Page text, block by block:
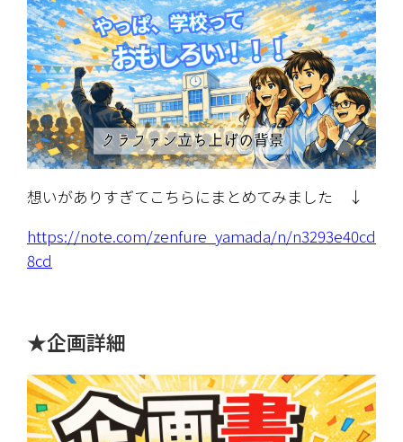
想いがありすぎてこちらにまとめてみました　↓
https://note.com/zenfure_yamada/n/n3293e40cd
8cd
★企画詳細